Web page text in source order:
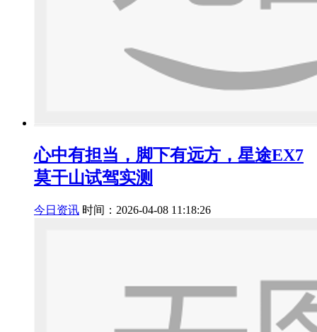
心中有担当，脚下有远方，星途EX7
莫干山试驾实测
今日资讯 时间：2026-04-08 11:18:26